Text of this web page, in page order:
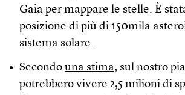
Gaia per mappare le stelle. È
posizione di più di 150mila
sistema solare.
Secondo una stima, sul nostro
potrebbero vivere 2,5 milioni di